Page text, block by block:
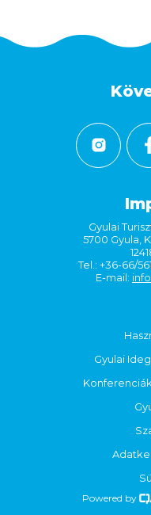
Gyulai
5700 Gyula,
Tel.: +36-66/
E-mail:
Gyulai
Powered by